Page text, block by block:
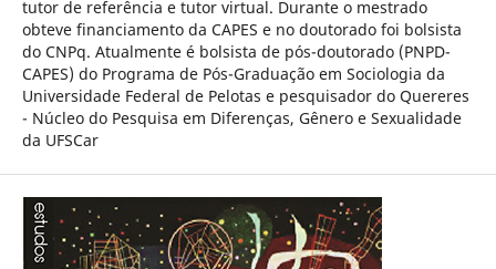
tutor de referência e tutor virtual. Durante o mestrado
obteve financiamento da CAPES e no doutorado foi bolsista
do CNPq. Atualmente é bolsista de pós-doutorado (PNPD-
CAPES) do Programa de Pós-Graduação em Sociologia da
Universidade Federal de Pelotas e pesquisador do Quereres
- Núcleo do Pesquisa em Diferenças, Gênero e Sexualidade
da UFSCar